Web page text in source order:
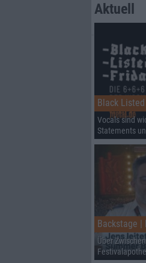
Aktuell
Vocals sind
Statements
Über